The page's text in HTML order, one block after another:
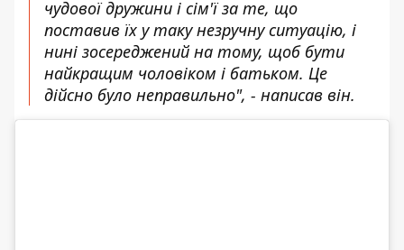
чудової дружини і сім'ї за те, що
поставив їх у таку незручну ситуацію, і
нині зосереджений на тому, щоб бути
найкращим чоловіком і батьком. Це
дійсно було неправильно", - написав він.